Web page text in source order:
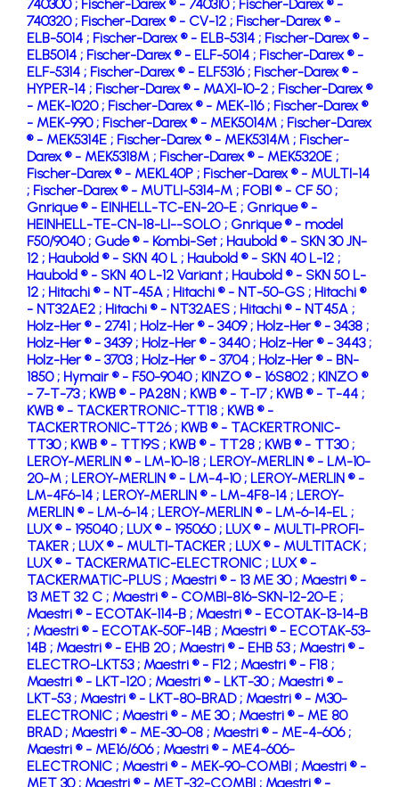
740300 ; Fischer-Darex ® - 740310 ; Fischer-Darex ® -
740320 ; Fischer-Darex ® - CV-12 ; Fischer-Darex ® -
ELB-5014 ; Fischer-Darex ® - ELB-5314 ; Fischer-Darex ® -
ELB5014 ; Fischer-Darex ® - ELF-5014 ; Fischer-Darex ® -
ELF-5314 ; Fischer-Darex ® - ELF5316 ; Fischer-Darex ® -
HYPER-14 ; Fischer-Darex ® - MAXI-10-2 ; Fischer-Darex ®
- MEK-1020 ; Fischer-Darex ® - MEK-116 ; Fischer-Darex ®
- MEK-990 ; Fischer-Darex ® - MEK5014M ; Fischer-Darex
® - MEK5314E ; Fischer-Darex ® - MEK5314M ; Fischer-
Darex ® - MEK5318M ; Fischer-Darex ® - MEK5320E ;
Fischer-Darex ® - MEKL40P ; Fischer-Darex ® - MULTI-14
; Fischer-Darex ® - MUTLI-5314-M ; FOBI ® - CF 50 ;
Gnrique ® - EINHELL-TC-EN-20-E ; Gnrique ® -
HEINHELL-TE-CN-18-LI--SOLO ; Gnrique ® - model
F50/9040 ; Gude ® - Kombi-Set ; Haubold ® - SKN 30 JN-
12 ; Haubold ® - SKN 40 L ; Haubold ® - SKN 40 L-12 ;
Haubold ® - SKN 40 L-12 Variant ; Haubold ® - SKN 50 L-
12 ; Hitachi ® - NT-45A ; Hitachi ® - NT-50-GS ; Hitachi ®
- NT32AE2 ; Hitachi ® - NT32AES ; Hitachi ® - NT45A ;
Holz-Her ® - 2741 ; Holz-Her ® - 3409 ; Holz-Her ® - 3438 ;
Holz-Her ® - 3439 ; Holz-Her ® - 3440 ; Holz-Her ® - 3443 ;
Holz-Her ® - 3703 ; Holz-Her ® - 3704 ; Holz-Her ® - BN-
1850 ; Hymair ® - F50-9040 ; KINZO ® - 16S802 ; KINZO ®
- 7-T-73 ; KWB ® - PA28N ; KWB ® - T-17 ; KWB ® - T-44 ;
KWB ® - TACKERTRONIC-TT18 ; KWB ® -
TACKERTRONIC-TT26 ; KWB ® - TACKERTRONIC-
TT30 ; KWB ® - TT19S ; KWB ® - TT28 ; KWB ® - TT30 ;
LEROY-MERLIN ® - LM-10-18 ; LEROY-MERLIN ® - LM-10-
20-M ; LEROY-MERLIN ® - LM-4-10 ; LEROY-MERLIN ® -
LM-4F6-14 ; LEROY-MERLIN ® - LM-4F8-14 ; LEROY-
MERLIN ® - LM-6-14 ; LEROY-MERLIN ® - LM-6-14-EL ;
LUX ® - 195040 ; LUX ® - 195060 ; LUX ® - MULTI-PROFI-
TAKER ; LUX ® - MULTI-TACKER ; LUX ® - MULTITACK ;
LUX ® - TACKERMATIC-ELECTRONIC ; LUX ® -
TACKERMATIC-PLUS ; Maestri ® - 13 ME 30 ; Maestri ® -
13 MET 32 C ; Maestri ® - COMBI-816-SKN-12-20-E ;
Maestri ® - ECOTAK-114-B ; Maestri ® - ECOTAK-13-14-B
; Maestri ® - ECOTAK-50F-14B ; Maestri ® - ECOTAK-53-
14B ; Maestri ® - EHB 20 ; Maestri ® - EHB 53 ; Maestri ® -
ELECTRO-LKT53 ; Maestri ® - F12 ; Maestri ® - F18 ;
Maestri ® - LKT-120 ; Maestri ® - LKT-30 ; Maestri ® -
LKT-53 ; Maestri ® - LKT-80-BRAD ; Maestri ® - M30-
ELECTRONIC ; Maestri ® - ME 30 ; Maestri ® - ME 80
BRAD ; Maestri ® - ME-30-08 ; Maestri ® - ME-4-606 ;
Maestri ® - ME16/606 ; Maestri ® - ME4-606-
ELECTRONIC ; Maestri ® - MEK-90-COMBI ; Maestri ® -
MET 30 ; Maestri ® - MET-32-COMBI ; Maestri ® -